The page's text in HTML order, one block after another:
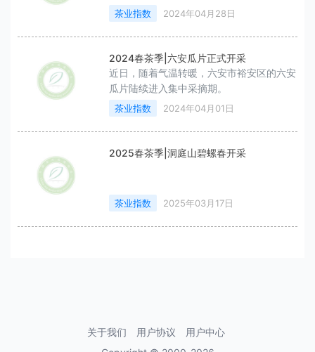
茶业指数 2024年04月28日
2024春茶季|六安瓜片正式开采
近日，随着气温转暖，六安市裕安区的六安
瓜片陆续进入集中采摘期。
茶业指数 2024年04月01日
2025春茶季|洞庭山碧螺春开采
茶业指数 2025年03月17日
关于我们 用户协议
用户中心